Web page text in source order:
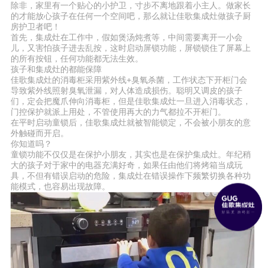
除非，家里有一个贴心的小护卫，寸步不离地跟着小主人。做家长
的才能放心孩子在任何一个空间吧，那么就让佳歌集成灶做孩子厨
房护卫者吧！
首先，集成灶在工作中，假如煲汤炖煮等，中间需要离开一小会
儿，又害怕孩子进去乱按，这时启动屏锁功能，屏锁锁住了屏幕上
的所有按钮，任何功能都无法生效。
孩子和集成灶的都能保障
佳歌集成灶的消毒柜采用紫外线+臭氧杀菌，工作状态下开柜门会
导致紫外线照射臭氧泄漏，对人体造成损伤。聪明又调皮的孩子
们，定会把魔爪伸向消毒柜，但是佳歌集成灶一旦进入消毒状态，
门控保护就派上用处，不管使用再大的力气都拉不开柜门。
在平时启动童锁后，佳歌集成灶就被智能锁定，不会被小朋友的意
外触碰而开启。
你知道吗？
童锁功能不仅仅是在保护小朋友，其实也是在保护集成灶。年纪稍
大的孩子对于家中的电器充满好奇，如果任由他们将烤箱当成玩
具，不但有错误启动的危险，集成灶在错误操作下频繁切换各种功
能模式，也容易出现故障。